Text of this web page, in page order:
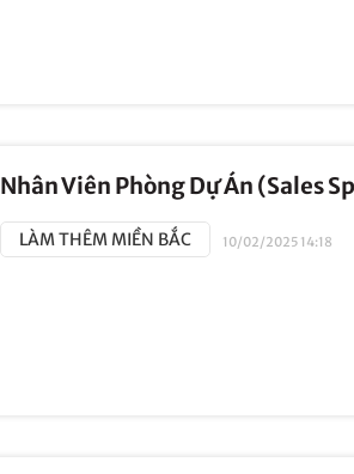
Nhân Viên Phòng Dự Án (Sales
LÀM THÊM MIỀN BẮC 10/02/2025 14:18